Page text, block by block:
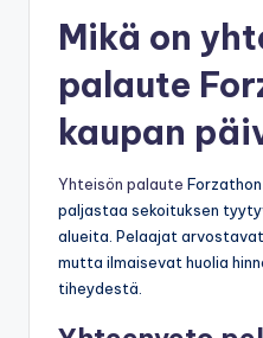
Mikä on
palaute
kaupan
Yhteisön palaute
paljastaa sekoituksen
alueita. Pelaajat
mutta ilmaisevat huolia
tiheydestä.